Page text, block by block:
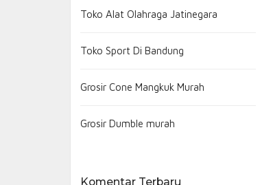
Toko Alat Olahraga Jatinegara
Toko Sport Di Bandung
Grosir Cone Mangkuk Murah
Grosir Dumble murah
Komentar Terbaru